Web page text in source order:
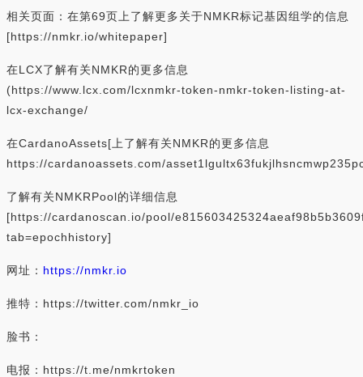
相关页面：在第69页上了解更多关于NMKR标记基因组学的信息
[https://nmkr.io/whitepaper]
在LCX了解有关NMKR的更多信息
(https://www.lcx.com/lcxnmkr-token-nmkr-token-listing-at-
lcx-exchange/
在CardanoAssets[上了解有关NMKR的更多信息
https://cardanoassets.com/
了解有关NMKRPool的详细信息
[https://cardanoscan.io/pool/
tab=epochhistory]
网址： https://nmkr.io
推特：https://twitter.com/nmkr_io
脸书：
电报：https://t.me/nmkrtoken